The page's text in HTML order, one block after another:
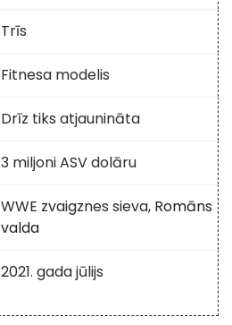
Trīs
Fitnesa modelis
Drīz tiks atjaunināta
3 miljoni ASV dolāru
WWE zvaigznes sieva, Romāns
valda
2021. gada jūlijs